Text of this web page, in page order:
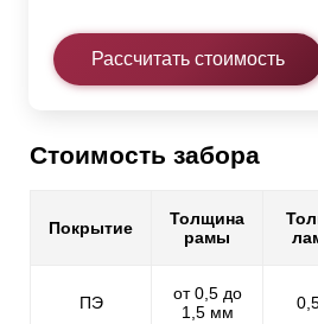
Рассчитать стоимость
Стоимость забора
Покрытие
Толщина
рамы
ПЭ
от 0,5 до
1,5 мм